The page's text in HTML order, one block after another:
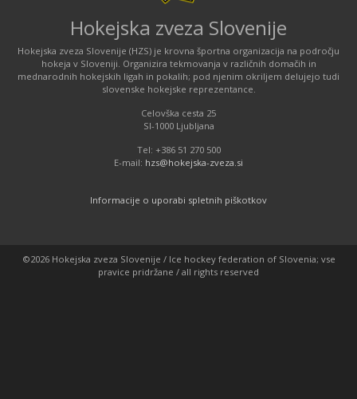
Hokejska zveza Slovenije
Hokejska zveza Slovenije (HZS) je krovna športna organizacija na področju
hokeja v Sloveniji. Organizira tekmovanja v različnih domačih in
mednarodnih hokejskih ligah in pokalih; pod njenim okriljem delujejo tudi
slovenske hokejske reprezentance.
Celovška cesta 25
SI-1000 Ljubljana
Tel: +386 51 270 500
E-mail: hzs@hokejska-zveza.si
Informacije o uporabi spletnih piškotkov
©2026 Hokejska zveza Slovenije / Ice hockey federation of Slovenia; vse
pravice pridržane / all rights reserved